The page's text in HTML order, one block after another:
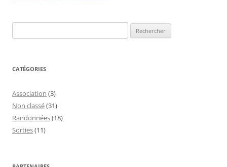
CATÉGORIES
Association (3)
Non classé(31)
Randonnées(18)
Sorties(11)